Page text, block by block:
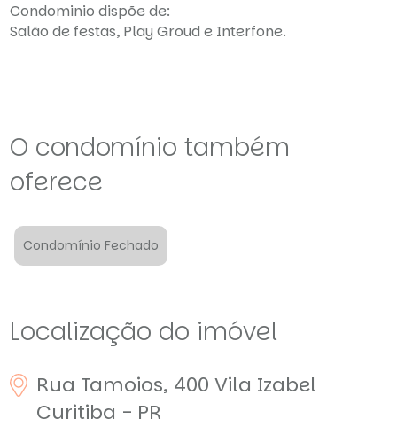
Condominio dispõe de:
Salão de festas, Play Groud e Interfone.
O condomínio também
oferece
Condomínio Fechado
Localização do imóvel
Rua Tamoios, 400Vila Izabel
Curitiba - PR